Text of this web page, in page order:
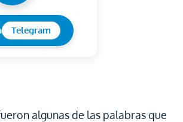
Telegram
algunas de las palabras que